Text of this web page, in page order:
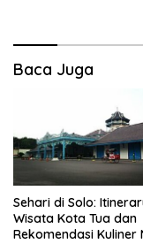
Baca Juga
Sehari di Solo:
Wisata Kota Tua dan
Rekomendasi Kuliner